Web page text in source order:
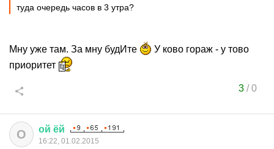
туда очередь часов в 3 утра?
Мну уже там. За мну будИте
У ково гораж - у тово
приоритет
3/0
О ой ёй
16:22, 01.02.2015